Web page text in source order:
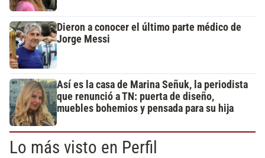
Dieron a conocer el último parte médico de
Jorge Messi
Así es la casa de Marina Señuk, la periodista
que renunció a TN: puerta de diseño,
muebles bohemios y pensada para su hija
Lo más visto en Perfil